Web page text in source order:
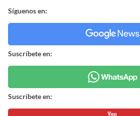
Síguenos en:
Suscríbete en:
Suscríbete en: